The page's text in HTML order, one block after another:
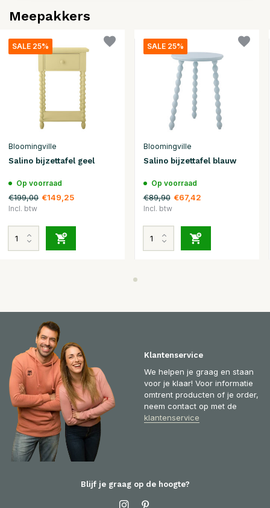
Meepakkers
SALE 25%
Bloomingville
Salino bijzettafel geel
Op voorraad
€199,00 €149,25
Incl. btw
SALE 25%
Bloomingville
Salino bijzettafel blauw
Op voorraad
€89,90 €67,42
Incl. btw
Klantenservice
We helpen je graag en staan
voor je klaar! Voor informatie
omtrent producten of je order,
neem contact op met de
klantenservice
Blijf je graag op de hoogte?